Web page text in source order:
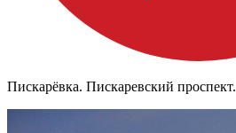
Пискарёвка. Пискаревский проспект.